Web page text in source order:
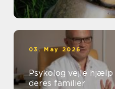
03. May 2026
Psykolog vejle hjælp til børn, unge og
deres familier